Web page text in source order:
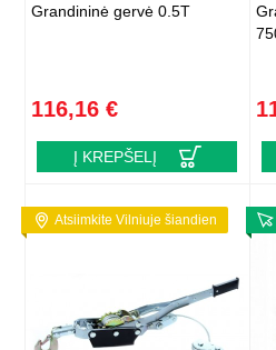
Grandininė gervė 0.5T
116,16 €
Į KREPŠELĮ
Atsiimkite Vilniuje šiandien